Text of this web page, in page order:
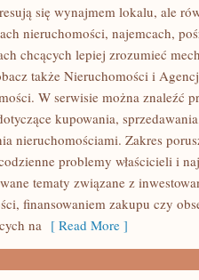
się wynajmem lokalu, ale
nieruchomości, najemcach,
chcących lepiej zrozumieć
także Nieruchomości i
W serwisie można znaleźć
kupowania,
nieruchomościami. Zakres
problemy właścicieli i
tematy związane z
finansowaniem zakupu czy
na [ Read More ]